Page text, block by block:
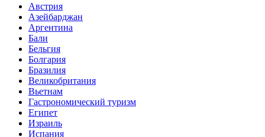
Австрия
Азейбарджан
Аргентина
Бали
Бельгия
Болгария
Бразилия
Великобритания
Вьетнам
Гастрономический туризм
Египет
Израиль
Испания